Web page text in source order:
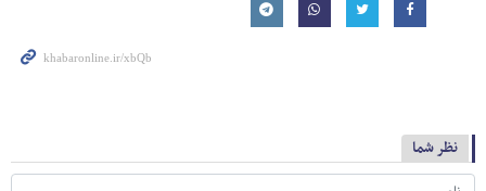
نظر شما